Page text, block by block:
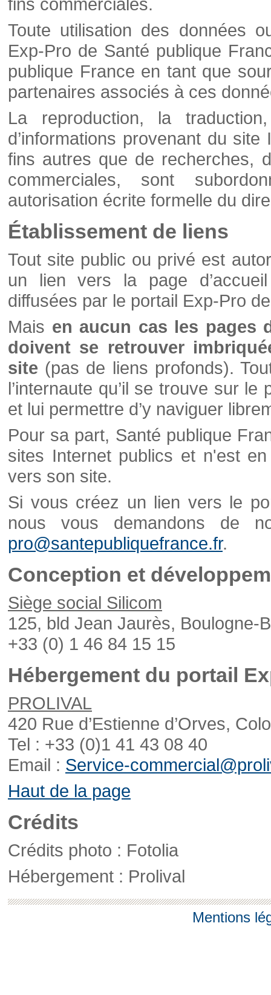
Toute utilisation des données
Exp-Pro de Santé publique
publique France en tant que
partenaires associés à ces
La reproduction, la
d’informations provenant du
fins autres que de recherches,
commerciales, sont
autorisation écrite formelle du
Établissement de liens
Tout site public ou privé est
un lien vers la page
diffusées par le portail Exp-Pro
Mais en aucun cas les pages
doivent se retrouver
site (pas de liens profonds).
l’internaute qu’il se trouve sur
et lui permettre d’y naviguer
Pour sa part, Santé publique
sites Internet publics et n'est
vers son site.
Si vous créez un lien vers le
nous vous demandons de
pro@santepubliquefrance.fr.
Conception et
Siège social Silicom
125, bld Jean Jaurès, Boulogne-
+33 (0) 1 46 84 15 15
Hébergement du portail
PROLIVAL
420 Rue d’Estienne d’Orves,
Tel : +33 (0)1 41 43 08 40
Email : Service-
Haut de la page
Crédits
Crédits photo : Fotolia
Hébergement : Prolival
Mentions